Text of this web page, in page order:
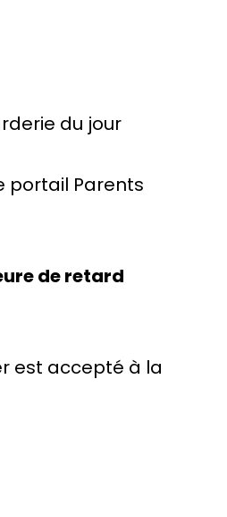
du jour
portail Parents
de retard
est accepté à la